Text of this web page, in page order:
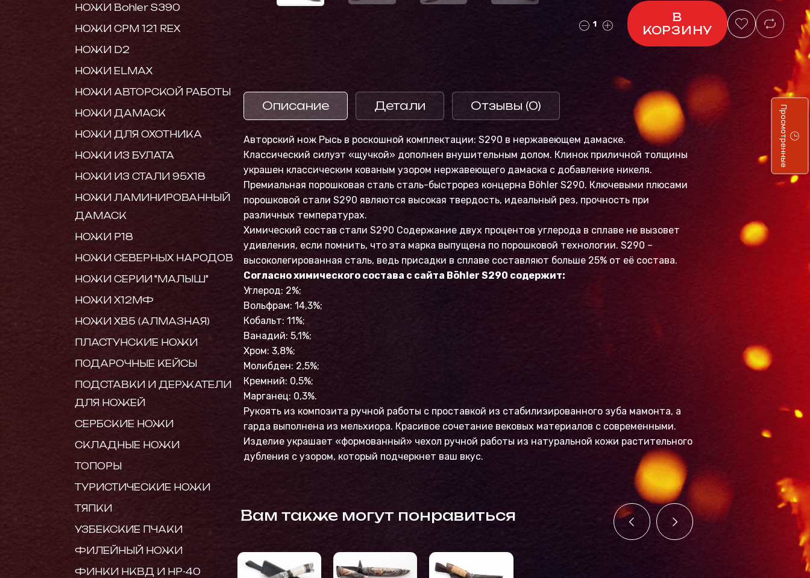
НОЖИ Bohler S390
НОЖИ CPM 121 REX
НОЖИ D2
НОЖИ ELMAX
НОЖИ АВТОРСКОЙ РАБОТЫ
НОЖИ ДАМАСК
НОЖИ ДЛЯ ОХОТНИКА
НОЖИ ИЗ БУЛАТА
НОЖИ ИЗ СТАЛИ 95Х18
НОЖИ ЛАМИНИРОВАННЫЙ
ДАМАСК
НОЖИ Р18
НОЖИ СЕВЕРНЫХ НАРОДОВ
НОЖИ СЕРИИ "МАЛЫШ"
НОЖИ Х12МФ
НОЖИ ХВ5 (АЛМАЗНАЯ)
ПЛАСТУНСКИЕ НОЖИ
ПОДАРОЧНЫЕ КЕЙСЫ
ПОДСТАВКИ И ДЕРЖАТЕЛИ
ДЛЯ НОЖЕЙ
СЕРБСКИЕ НОЖИ
СКЛАДНЫЕ НОЖИ
ТОПОРЫ
ТУРИСТИЧЕСКИЕ НОЖИ
ТЯПКИ
УЗБЕКСКИЕ ПЧАКИ
ФИЛЕЙНЫЙ НОЖИ
ФИНКИ НКВД И НР-40
В
КОРЗИНУ
Описание Детали Отзывы (0)
Авторский нож Рысь в роскошной комплектации: S290 в нержавеющем дамаске.
Классический силуэт «щучкой» дополнен внушительным долом. Клинок приличной толщины
украшен классическим кованым узором нержавеющего дамаска с добавление никеля.
Премиальная порошковая сталь сталь-быстрорез концерна Böhler S290. Ключевыми плюсами
порошковой стали S290 являются высокая твердость, идеальный рез, прочность при
различных температурах.
Химический состав стали S290 Содержание двух процентов углерода в сплаве не вызовет
удивления, если помнить, что эта марка выпущена по порошковой технологии. S290 –
высоколегированная сталь, ведь присадки в сплаве составляют больше 25% от её состава.
Согласно химического состава с сайта Böhler S290 содержит:
Углерод: 2%;
Вольфрам: 14,3%;
Кобальт: 11%;
Ванадий: 5,1%;
Хром: 3,8%;
Молибден: 2,5%;
Кремний: 0,5%;
Марганец: 0,3%.
Рукоять из композита ручной работы с проставкой из стабилизированного зуба мамонта, а
гарда выполнена из мельхиора. Красивое сочетание вековых материалов с современными.
Изделие украшает «формованный» чехол ручной работы из натуральной кожи растительного
дубления с узором, который подчеркнет ваш вкус.
Вам также могут понравиться
Просмотренные